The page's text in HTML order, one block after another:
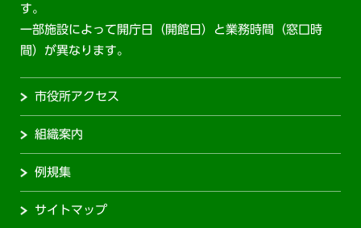
す。
一部施設によって開庁日（開館日）と業務時間（窓口時
間）が異なります。
市役所アクセス
組織案内
例規集
サイトマップ